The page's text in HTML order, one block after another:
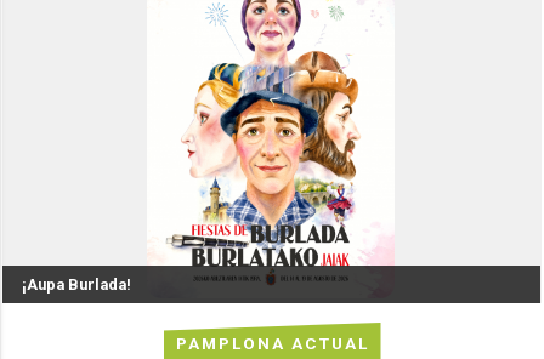
PAMPLONA ACTUAL
¡Aupa Burlada!